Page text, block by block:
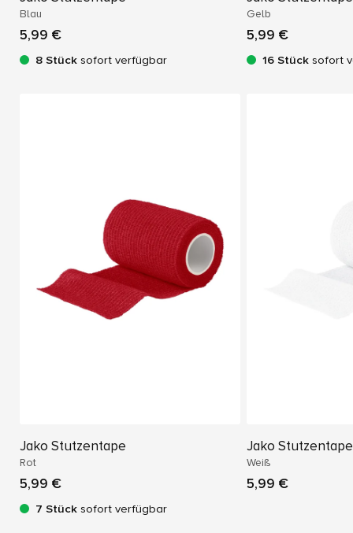
Blau
5,99 €
8 Stück sofort verfügbar
Gelb
5,99 €
16 Stück sofort
Jako Stutzentape
Rot
5,99 €
7 Stück sofort verfügbar
Jako Stutzentape
Weiß
5,99 €